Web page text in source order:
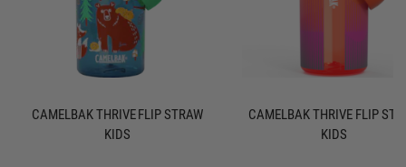
CAMELBAK THRIVE FLIP STRAW
KIDS
CAMELBAK THRIVE FLIP
KIDS